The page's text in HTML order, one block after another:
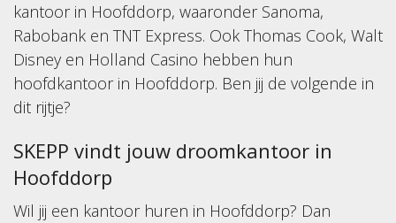
kantoor in Hoofddorp, waaronder Sanoma,
Rabobank en TNT Express. Ook Thomas Cook, Walt
Disney en Holland Casino hebben hun
hoofdkantoor in Hoofddorp. Ben jij de volgende in
dit rijtje?
SKEPP vindt jouw droomkantoor in
Hoofddorp
Wil jij een kantoor huren in Hoofddorp? Dan